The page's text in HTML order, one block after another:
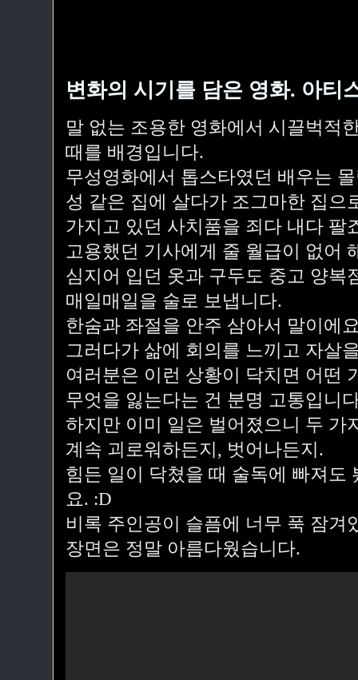
변화의 시기를 담은 영화. 아티
말 없는 조용한 영화에서 시끌벅적
때를 배경입니다.
무성영화에서 톱스타였던 배우는
성 같은 집에 살다가 조그마한 집으
가지고 있던 사치품을 죄다 내다 팔
고용했던 기사에게 줄 월급이 없어
심지어 입던 옷과 구두도 중고 양복
매일매일을 술로 보냅니다.
한숨과 좌절을 안주 삼아서 말이에
그러다가 삶에 회의를 느끼고 자살
여러분은 이런 상황이 닥치면 어떤
무엇을 잃는다는 건 분명 고통입니
하지만 이미 일은 벌어졌으니 두 가
계속 괴로워하든지, 벗어나든지.
힘든 일이 닥쳤을 때 술독에 빠져도
요. :D
비록 주인공이 슬픔에 너무 푹 잠겨
장면은 정말 아름다웠습니다.